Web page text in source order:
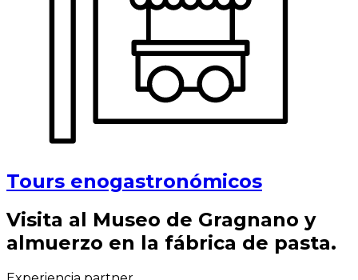
Tours enogastronómicos
Visita al Museo de Gragnano y
almuerzo en la fábrica de pasta.